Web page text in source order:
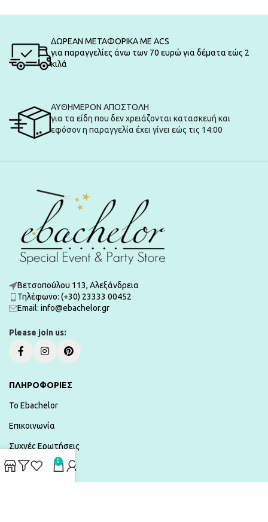
ΔΩΡΕΑΝ ΜΕΤΑΦΟΡΙΚΑ ΜΕ ACS
για παραγγελίες άνω των 70 ευρώ για δέματα εώς 2
κιλά
ΑΥΘΗΜΕΡΟΝ ΑΠΟΣΤΟΛΗ
για τα είδη που δεν χρειάζονται κατασκευή και
εφόσον η παραγγελία έχει γίνει εώς τις 14:00
Βετσοπούλου 113, Αλεξάνδρεια
Τηλέφωνο: (+30) 23333 00452
Εmail: info@ebachelor.gr
Please join us:
ΠΛΗΡΟΦΟΡΙΕΣ
To Ebachelor
Επικοινωνία
Συχνές Ερωτήσεις
Τρόποι Πληρωμής
0